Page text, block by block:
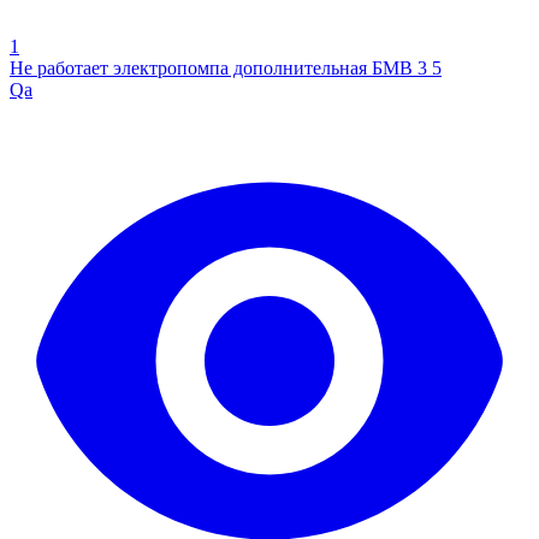
1
Не работает электропомпа дополнительная БМВ 3 5
Qa